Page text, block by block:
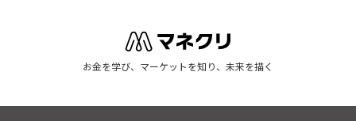
お金を学び、マーケットを知り、未来を描く